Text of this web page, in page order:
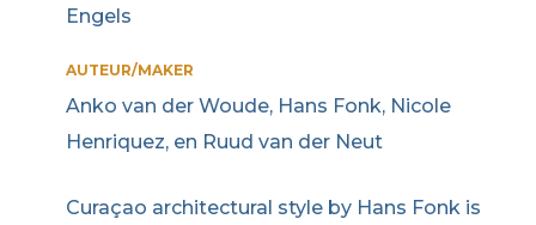
Engels
AUTEUR/MAKER
Anko van der Woude, Hans Fonk, Nicole
Henriquez, en Ruud van der Neut
Curaçao architectural style by Hans Fonk is